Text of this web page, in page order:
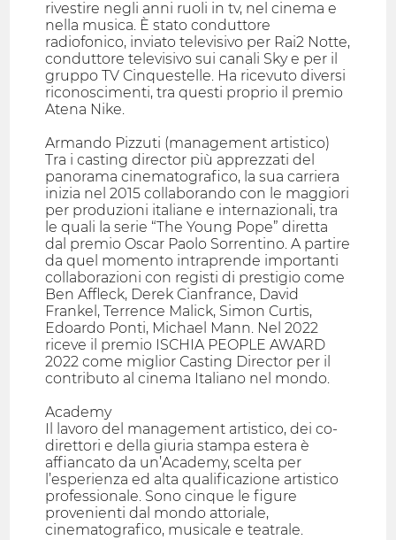
rivestire negli anni ruoli in tv, nel cinema e
nella musica. È stato conduttore
radiofonico, inviato televisivo per Rai2 Notte,
conduttore televisivo sui canali Sky e per il
gruppo TV Cinquestelle. Ha ricevuto diversi
riconoscimenti, tra questi proprio il premio
Atena Nike.
Armando Pizzuti (management artistico)
Tra i casting director più apprezzati del
panorama cinematografico, la sua carriera
inizia nel 2015 collaborando con le maggiori
per produzioni italiane e internazionali, tra
le quali la serie “The Young Pope” diretta
dal premio Oscar Paolo Sorrentino. A partire
da quel momento intraprende importanti
collaborazioni con registi di prestigio come
Ben Affleck, Derek Cianfrance, David
Frankel, Terrence Malick, Simon Curtis,
Edoardo Ponti, Michael Mann. Nel 2022
riceve il premio ISCHIA PEOPLE AWARD
2022 come miglior Casting Director per il
contributo al cinema Italiano nel mondo.
Academy
Il lavoro del management artistico, dei co-
direttori e della giuria stampa estera è
affiancato da un’Academy, scelta per
l’esperienza ed alta qualificazione artistico
professionale. Sono cinque le figure
provenienti dal mondo attoriale,
cinematografico, musicale e teatrale.